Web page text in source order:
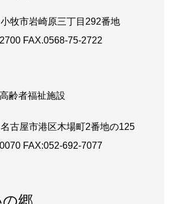
牧市岩崎原三丁目292番地
FAX.0568-75-2722
高齢者福祉施設
古屋市港区木場町2番地の125
FAX:052-692-7077
郷​